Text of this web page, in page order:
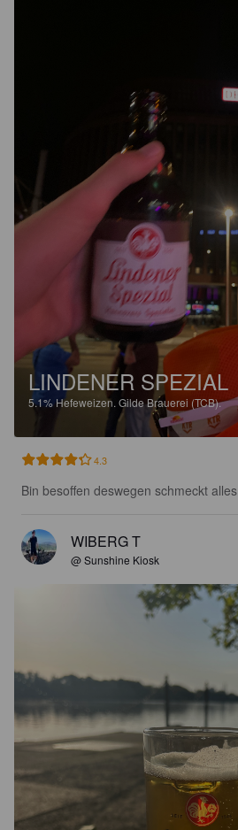
LINDENER SPEZIAL
5.1%Hefeweizen.Gilde Brauerei (TCB).
4.3
Bin besoffen deswegen schmeckt alles
WIBERG T
@ Sunshine Kiosk